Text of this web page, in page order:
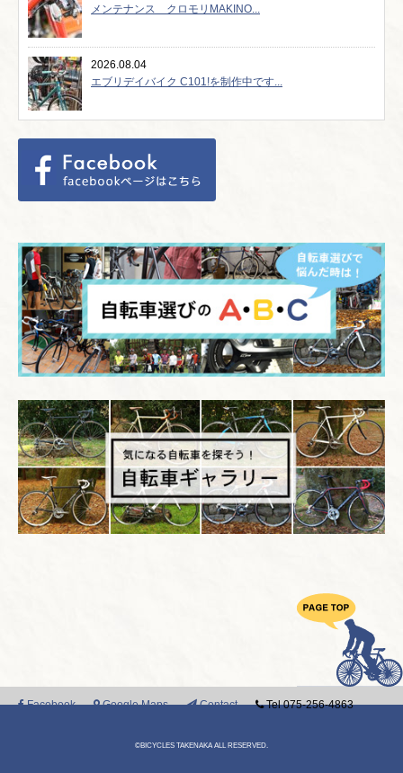
メンテナンス クロモリMAKINO...
2026.08.04
エブリデイバイク C101!を制作中です...
Facebook Google Maps Contact Tel 075-256-4863
©BICYCLES TAKENAKA ALL RESERVED.